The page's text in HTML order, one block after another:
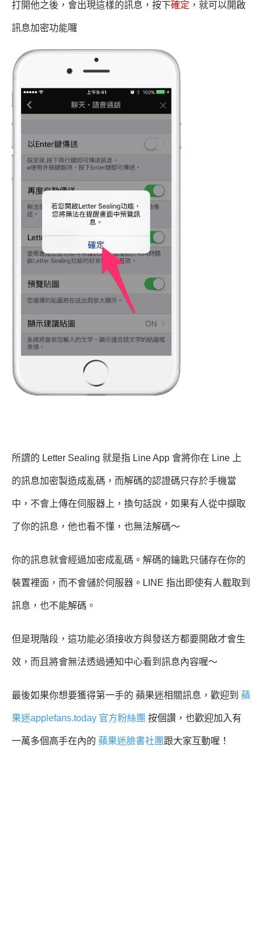
打開他之後，會出現這樣的訊息，按下確定 ，就可以開啟
訊息加密功能囉
所謂的 Letter Sealing 就是指 Line App 會將你在 Line 上
的訊息加密製造成亂碼，而解碼的認證碼只存於手機當
中，不會上傳在伺服器上，換句話說，如果有人從中擷取
了你的訊息，他也看不懂，也無法解碼～
你的訊息就會經過加密成亂碼。解碼的鑰匙只儲存在你的
裝置裡面，而不會儲於伺服器。LINE 指出即使有人截取到
訊息，也不能解碼。
但是現階段，這功能必須接收方與發送方都要開啟才會生
效，而且將會無法透過通知中心看到訊息內容喔～
最後如果你想要獲得第一手的 蘋果迷相關訊息，歡迎到 蘋
果迷applefans.today 官方粉絲團 按個讚，也歡迎加入有
一萬多個高手在內的 蘋果迷臉書社團 跟大家互動喔！